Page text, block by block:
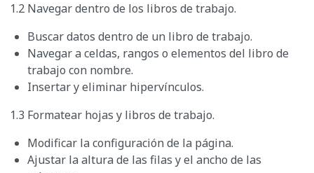
1.2 Navegar dentro de los libros de trabajo.
Buscar datos dentro de un libro de trabajo.
Navegar a celdas, rangos o elementos del libro de
trabajo con nombre.
Insertar y eliminar hipervínculos.
1.3 Formatear hojas y libros de trabajo.
Modificar la configuración de la página.
Ajustar la altura de las filas y el ancho de las